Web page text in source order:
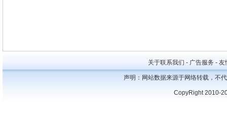
关于联系我们 - 广告服务 -
声明：网站数据来源于网络转载，不
CopyRight 2010-